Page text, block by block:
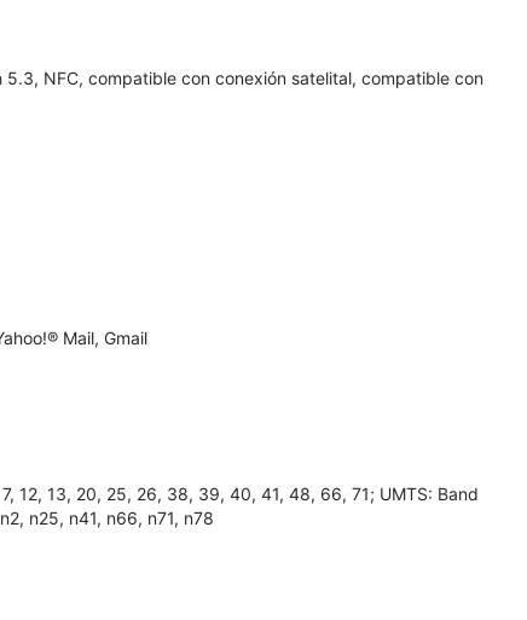
5.3, NFC, compatible con conexión satelital, compatible con
Mail, Gmail
12, 13, 20, 25, 26, 38, 39, 40, 41, 48, 66, 71; UMTS: Band
n25, n41, n66, n71, n78